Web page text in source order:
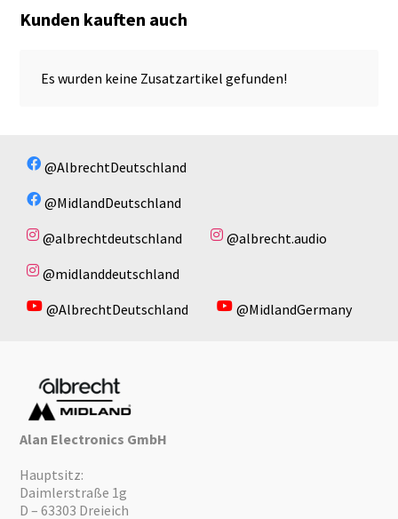
Kunden kauften auch
Es wurden keine Zusatzartikel gefunden!
@AlbrechtDeutschland
@MidlandDeutschland
@albrechtdeutschland
@albrecht.audio
@midlanddeutschland
@AlbrechtDeutschland
@MidlandGermany
Alan Electronics GmbH
Hauptsitz:
Daimlerstraße 1g
D – 63303 Dreieich